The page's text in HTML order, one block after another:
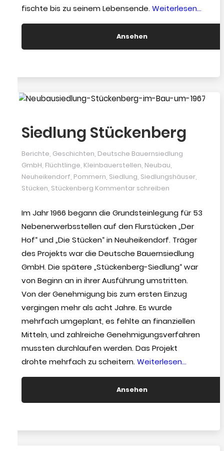
fischte bis zu seinem Lebensende. Weiterlesen…
Claus
Ansehen
Siedlung Stückenberg
Berichte, Geschichten, Deutsche Bauernsiedlung
GmbH, Flüchtlinge, Kleinbauerstellen, Neubau,
Neuheikendorf, Pommern, Siedlung, Siedlungshäuser,
Stücken, Stückenberg Kommentar schreiben
Im Jahr 1966 begann die Grundsteinlegung für 53
Nebenerwerbsstellen auf den Flurstücken „Der
Hof“ und „Die Stücken“ in Neuheikendorf. Träger
des Projekts war die Deutsche Bauernsiedlung
GmbH. Die spätere „Stückenberg-Siedlung“ war
von Beginn an in ihrer Ausführung umstritten.
Von der Genehmigung bis zum ersten Einzug
vergingen mehr als acht Jahre. Es wurde
mehrfach umgeplant, es fehlte an finanziellen
Mitteln, und zahlreiche Genehmigungsverfahren
mussten durchlaufen werden. Das Projekt
drohte mehrfach zu scheitern. Weiterlesen…
Ansehen